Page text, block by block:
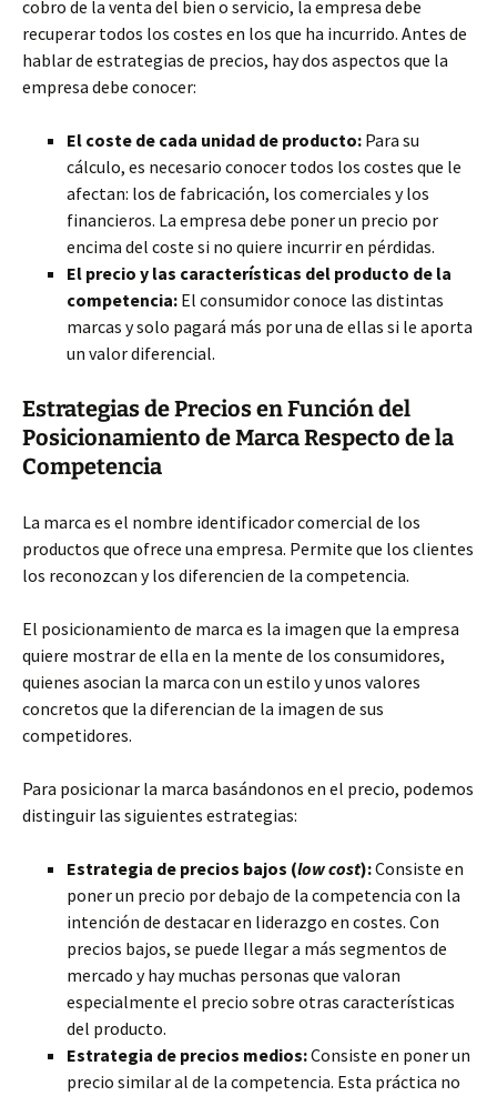
cobro de la venta del bien o servicio, la empresa debe
recuperar todos los costes en los que ha incurrido. Antes de
hablar de estrategias de precios, hay dos aspectos que la
empresa debe conocer:
El coste de cada unidad de producto: Para su
cálculo, es necesario conocer todos los costes que le
afectan: los de fabricación, los comerciales y los
financieros. La empresa debe poner un precio por
encima del coste si no quiere incurrir en pérdidas.
El precio y las características del producto de la
competencia: El consumidor conoce las distintas
marcas y solo pagará más por una de ellas si le aporta
un valor diferencial.
Estrategias de Precios en Función del
Posicionamiento de Marca Respecto de la
Competencia
La marca es el nombre identificador comercial de los
productos que ofrece una empresa. Permite que los clientes
los reconozcan y los diferencien de la competencia.
El posicionamiento de marca es la imagen que la empresa
quiere mostrar de ella en la mente de los consumidores,
quienes asocian la marca con un estilo y unos valores
concretos que la diferencian de la imagen de sus
competidores.
Para posicionar la marca basándonos en el precio, podemos
distinguir las siguientes estrategias:
Estrategia de precios bajos (low cost):Consiste en
poner un precio por debajo de la competencia con la
intención de destacar en liderazgo en costes. Con
precios bajos, se puede llegar a más segmentos de
mercado y hay muchas personas que valoran
especialmente el precio sobre otras características
del producto.
Estrategia de precios medios:Consiste en poner un
precio similar al de la competencia. Esta práctica no